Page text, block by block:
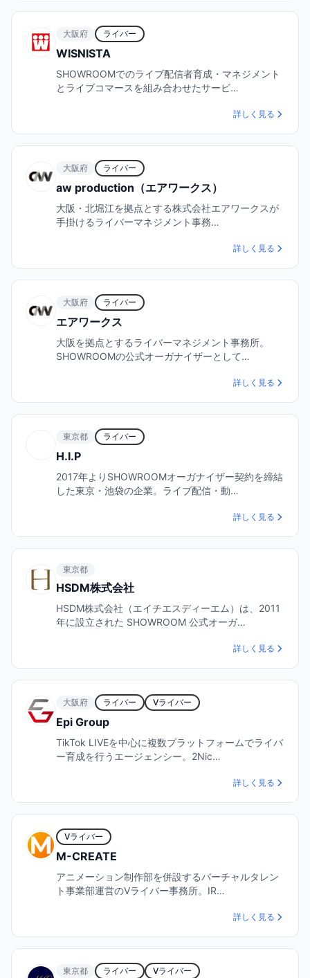
大阪府 ライバー
WISNISTA
SHOWROOMでのライブ配信者育成・マネジメント
とライブコマースを組み合わせたサービ…
詳しく見る
大阪府 ライバー
aw production（エアワークス）
大阪・北堀江を拠点とする株式会社エアワークスが
手掛けるライバーマネジメント事務…
詳しく見る
大阪府 ライバー
エアワークス
大阪を拠点とするライバーマネジメント事務所。
SHOWROOMの公式オーガナイザーとして…
詳しく見る
東京都 ライバー
H.I.P
2017年よりSHOWROOMオーガナイザー契約を締結
した東京・池袋の企業。ライブ配信・動…
詳しく見る
東京都
HSDM株式会社
HSDM株式会社（エイチエスディーエム）は、2011
年に設立された SHOWROOM 公式オーガ…
詳しく見る
大阪府 ライバー Vライバー
Epi Group
TikTok LIVEを中心に複数プラットフォームでライバ
ー育成を行うエージェンシー。2Nic…
詳しく見る
Vライバー
M-CREATE
アニメーション制作部を併設するバーチャルタレン
ト事業部運営のVライバー事務所。IR…
詳しく見る
東京都 ライバー Vライバー